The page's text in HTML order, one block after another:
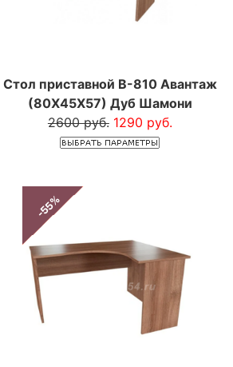
Стол приставной В-810 Авантаж
(80Х45Х57) Дуб Шамони
2600 руб. 1290 руб.
-55%